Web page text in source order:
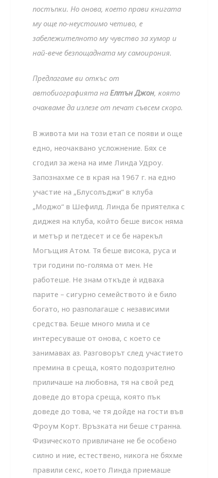
постъпки. Но онова, което прави книгата
му още по-неустоимо четиво, е
забележителното му чувство за хумор и
най-вече безпощадната му самоирония.
Предлагаме ви откъс от
автобиографията наЕлтън Джон, която
очакваме да излезе от печат съвсем скоро.
В живота ми на този етап се появи и още
едно, неочаквано усложнение. Бях се
сгодил за жена на име Линда Удроу.
Запознахме се в края на 1967 г. на едно
участие на „Блусолъджи“ в клуба
„Моджо“ в Шефилд. Линда бе приятелка с
диджея на клуба, който беше висок няма
и метър и петдесет и се бе нарекъл
Могъщия Атом. Тя беше висока, руса и
три години по-голяма от мен. Не
работеше. Не знам откъде ѝ идваха
парите – сигурно семейството ѝ е било
богато, но разполагаше с независими
средства. Беше много мила и се
интересуваше от онова, с което се
занимавах аз. Разговорът след участието
премина в среща, която подозрително
приличаше на любовна, тя на свой ред
доведе до втора среща, която пък
доведе до това, че тя дойде на гости във
Фроум Корт. Връзката ни беше странна.
Физическото привличане не бе особено
силно и ние, естествено, никога не бяхме
правили секс, което Линда приемаше